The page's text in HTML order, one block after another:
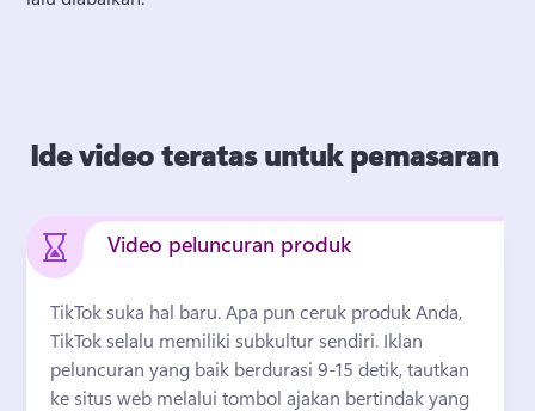
Ide video teratas untuk pemasaran
Video peluncuran produk
TikTok suka hal baru. Apa pun ceruk produk Anda,
TikTok selalu memiliki subkultur sendiri. Iklan
peluncuran yang baik berdurasi 9-15 detik, tautkan
ke situs web melalui tombol ajakan bertindak yang